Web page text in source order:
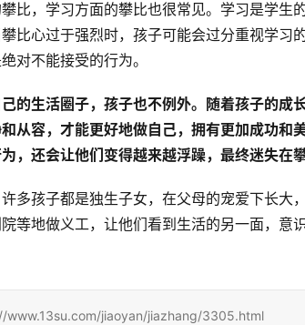
比，学习方面的攀比也很常见。学习是学
比心过于强烈时，孩子可能会过分重视学习
对不能接受的行为。
的生活圈子，孩子也不例外。随着孩子的成
从容，才能更好地做自己，拥有更加成功和
，还会让他们变得越来越浮躁，最终迷失在
多孩子都是独生子女，在父母的宠爱下长大
等地做义工，让他们看到生活的另一面，意
www.13su.com/jiaoyan/jiazhang/3305.html